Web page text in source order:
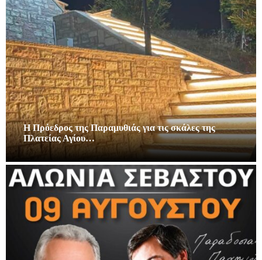
Η Πρόεδρος της Παραμυθιάς για τις σκάλες της
Πλατείας Αγίου…